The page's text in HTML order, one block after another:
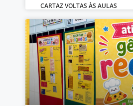
CARTAZ VOLTAS ÀS AULAS